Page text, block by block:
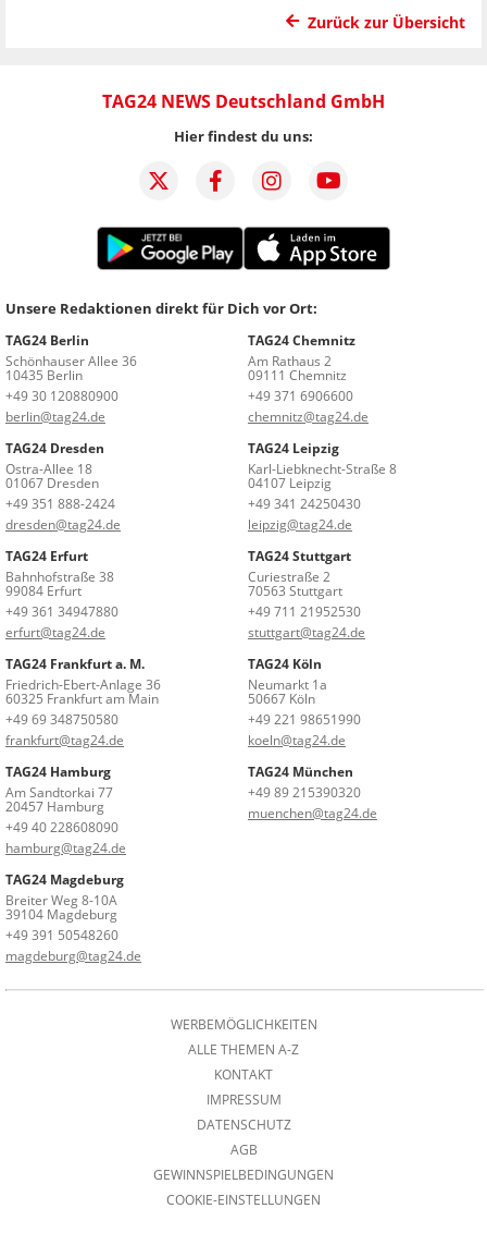
Zurück zur Übersicht
TAG24 NEWS Deutschland GmbH
Hier findest du uns:
Unsere Redaktionen direkt für Dich vor Ort:
TAG24 Berlin
Schönhauser Allee 36
10435 Berlin
+49 30 120880900
berlin@tag24.de
TAG24 Chemnitz
Am Rathaus 2
09111 Chemnitz
+49 371 6906600
chemnitz@tag24.de
TAG24 Dresden
Ostra-Allee 18
01067 Dresden
+49 351 888-2424
dresden@tag24.de
TAG24 Leipzig
Karl-Liebknecht-Straße 8
04107 Leipzig
+49 341 24250430
leipzig@tag24.de
TAG24 Erfurt
Bahnhofstraße 38
99084 Erfurt
+49 361 34947880
erfurt@tag24.de
TAG24 Stuttgart
Curiestraße 2
70563 Stuttgart
+49 711 21952530
stuttgart@tag24.de
TAG24 Frankfurt a. M.
Friedrich-Ebert-Anlage 36
60325 Frankfurt am Main
+49 69 348750580
frankfurt@tag24.de
TAG24 Köln
Neumarkt 1a
50667 Köln
+49 221 98651990
koeln@tag24.de
TAG24 Hamburg
Am Sandtorkai 77
20457 Hamburg
+49 40 228608090
hamburg@tag24.de
TAG24 München
+49 89 215390320
muenchen@tag24.de
TAG24 Magdeburg
Breiter Weg 8-10A
39104 Magdeburg
+49 391 50548260
magdeburg@tag24.de
WERBEMÖGLICHKEITEN
ALLE THEMEN A-Z
KONTAKT
IMPRESSUM
DATENSCHUTZ
AGB
GEWINNSPIELBEDINGUNGEN
COOKIE-EINSTELLUNGEN